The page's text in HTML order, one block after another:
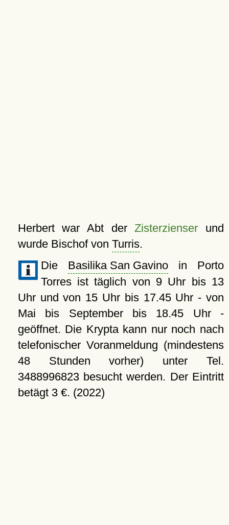
Herbert war Abt derZisterzienser und
wurde Bischof von Turris.
Die Basilika San Gavinoin Porto
Torres ist täglich von 9 Uhr bis 13
Uhr und von 15 Uhr bis 17.45 Uhr - von
Mai bis September bis 18.45 Uhr -
geöffnet. Die Krypta kann nur noch nach
telefonischer Voranmeldung (mindestens
48 Stunden vorher) unter Tel.
3488996823 besucht werden. Der Eintritt
betägt 3 €. (2022)